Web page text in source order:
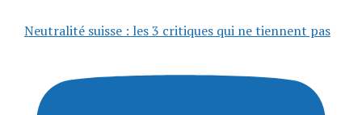
Neutralité suisse : les 3 critiques qui ne tiennent pas